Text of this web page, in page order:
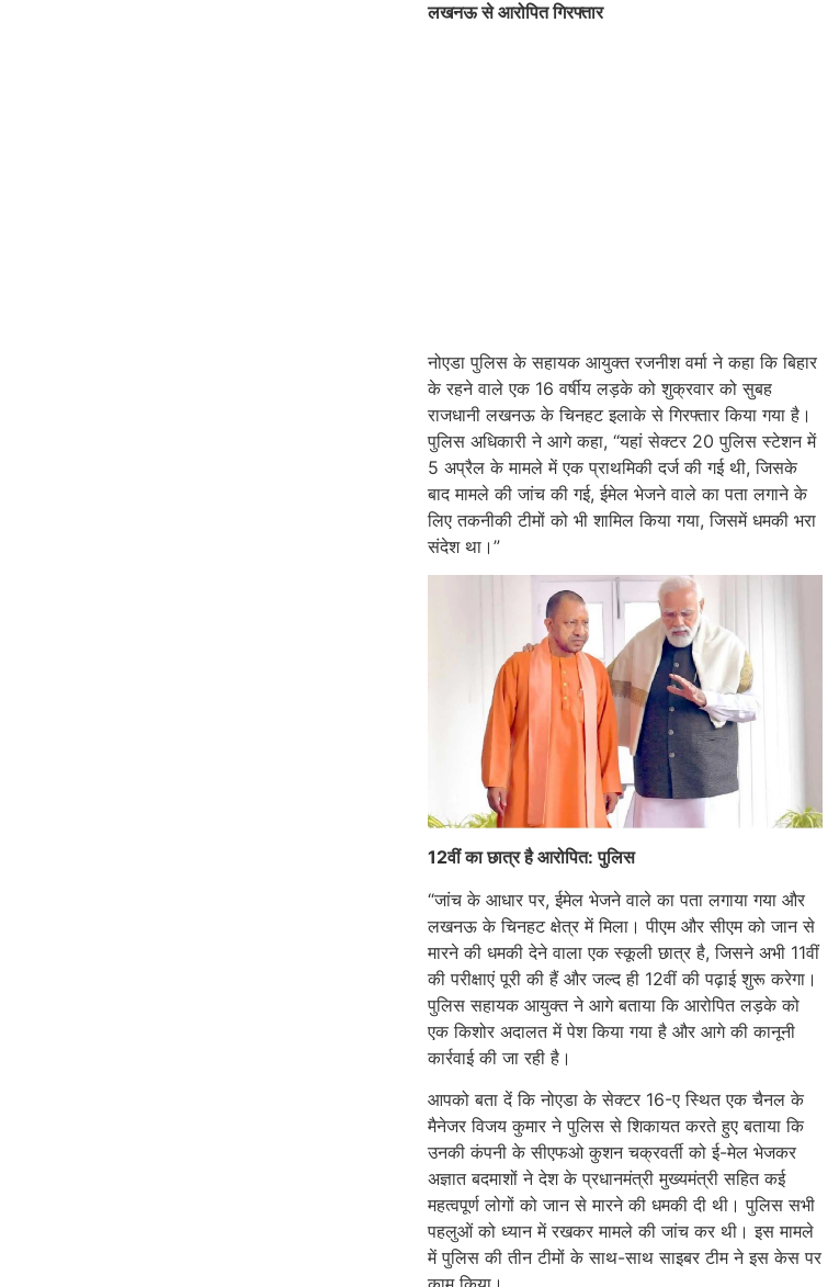
लखनऊ से आरोपित गिरफ्तार
नोएडा पुलिस के सहायक आयुक्त रजनीश वर्मा ने कहा कि बिहार
के रहने वाले एक 16 वर्षीय लड़के को शुक्रवार को सुबह
राजधानी लखनऊ के चिनहट इलाके से गिरफ्तार किया गया है।
पुलिस अधिकारी ने आगे कहा, “यहां सेक्टर 20 पुलिस स्टेशन में
5 अप्रैल के मामले में एक प्राथमिकी दर्ज की गई थी, जिसके
बाद मामले की जांच की गई, ईमेल भेजने वाले का पता लगाने के
लिए तकनीकी टीमों को भी शामिल किया गया, जिसमें धमकी भरा
संदेश था।”
12वीं का छात्र है आरोपित: पुलिस
“जांच के आधार पर, ईमेल भेजने वाले का पता लगाया गया और
लखनऊ के चिनहट क्षेत्र में मिला। पीएम और सीएम को जान से
मारने की धमकी देने वाला एक स्कूली छात्र है, जिसने अभी 11वीं
की परीक्षाएं पूरी की हैं और जल्द ही 12वीं की पढ़ाई शुरू करेगा।
पुलिस सहायक आयुक्त ने आगे बताया कि आरोपित लड़के को
एक किशोर अदालत में पेश किया गया है और आगे की कानूनी
कार्रवाई की जा रही है।
आपको बता दें कि नोएडा के सेक्टर 16-ए स्थित एक चैनल के
मैनेजर विजय कुमार ने पुलिस से शिकायत करते हुए बताया कि
उनकी कंपनी के सीएफओ कुशन चक्रवर्ती को ई-मेल भेजकर
अज्ञात बदमाशों ने देश के प्रधानमंत्री मुख्यमंत्री सहित कई
महत्वपूर्ण लोगों को जान से मारने की धमकी दी थी। पुलिस सभी
पहलुओं को ध्यान में रखकर मामले की जांच कर थी। इस मामले
में पुलिस की तीन टीमों के साथ-साथ साइबर टीम ने इस केस पर